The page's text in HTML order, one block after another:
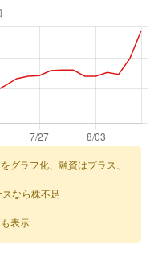
グラフ化、融資はプラス、
なら株不足
表示